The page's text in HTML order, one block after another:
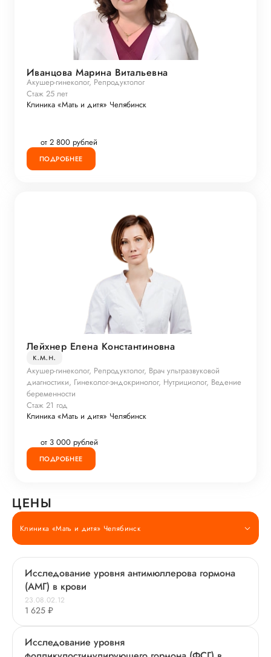
Иванцова Марина Витальевна
Акушер-гинеколог, Репродуктолог
Стаж 25 лет
Клиника «Мать и дитя» Челябинск
от 2 800 рублей
ПОДРОБНЕЕ
Лейхнер Елена Константиновна
к.м.н.
Акушер-гинеколог, Репродуктолог, Врач ультразвуковой
диагностики, Гинеколог-эндокринолог, Нутрициолог, Ведение
беременности
Стаж 21 год
Клиника «Мать и дитя» Челябинск
от 3 000 рублей
ПОДРОБНЕЕ
ЦЕНЫ
Клиника «Мать и дитя» Челябинск
Исследование уровня антимюллерова гормона
(АМГ) в крови
23.08.02.12
1 625 ₽
Исследование уровня